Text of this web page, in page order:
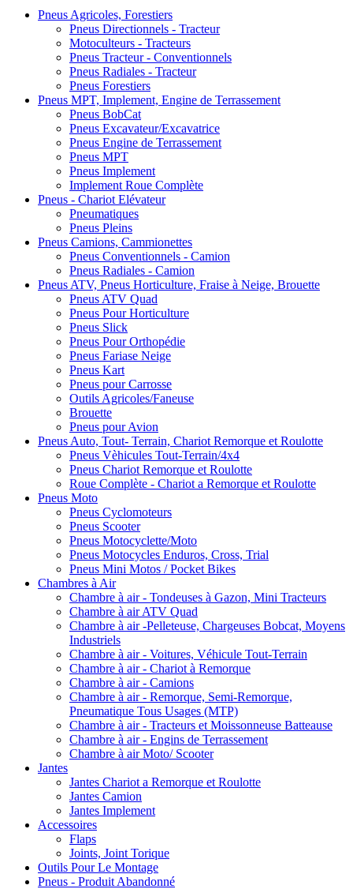
Pneus Agricoles, Forestiers
Pneus Directionnels - Tracteur
Motoculteurs - Tracteurs
Pneus Tracteur - Conventionnels
Pneus Radiales - Tracteur
Pneus Forestiers
Pneus MPT, Implement, Engine de Terrassement
Pneus BobCat
Pneus Excavateur/Excavatrice
Pneus Engine de Terrassement
Pneus MPT
Pneus Implement
Implement Roue Complète
Pneus - Chariot Elévateur
Pneumatiques
Pneus Pleins
Pneus Camions, Cammionettes
Pneus Conventionnels - Camion
Pneus Radiales - Camion
Pneus ATV, Pneus Horticulture, Fraise à Neige, Brouette
Pneus ATV Quad
Pneus Pour Horticulture
Pneus Slick
Pneus Pour Orthopédie
Pneus Fariase Neige
Pneus Kart
Pneus pour Carrosse
Outils Agricoles/Faneuse
Brouette
Pneus pour Avion
Pneus Auto, Tout- Terrain, Chariot Remorque et Roulotte
Pneus Vèhicules Tout-Terrain/4x4
Pneus Chariot Remorque et Roulotte
Roue Complète - Chariot a Remorque et Roulotte
Pneus Moto
Pneus Cyclomoteurs
Pneus Scooter
Pneus Motocyclette/Moto
Pneus Motocycles Enduros, Cross, Trial
Pneus Mini Motos / Pocket Bikes
Chambres à Air
Chambre à air - Tondeuses à Gazon, Mini Tracteurs
Chambre à air ATV Quad
Chambre à air -Pelleteuse, Chargeuses Bobcat, Moyens
Industriels
Chambre à air - Voitures, Véhicule Tout-Terrain
Chambre à air - Chariot à Remorque
Chambre à air - Camions
Chambre à air - Remorque, Semi-Remorque,
Pneumatique Tous Usages (MTP)
Chambre à air - Tracteurs et Moissonneuse Batteause
Chambre à air - Engins de Terrassement
Chambre à air Moto/ Scooter
Jantes
Jantes Chariot a Remorque et Roulotte
Jantes Camion
Jantes Implement
Accessoires
Flaps
Joints, Joint Torique
Outils Pour Le Montage
Pneus - Produit Abandonné